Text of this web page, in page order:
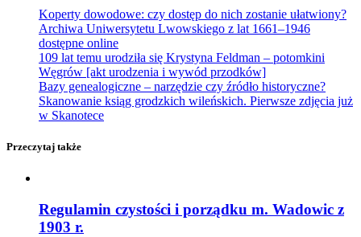
Koperty dowodowe: czy dostęp do nich zostanie ułatwiony?
Archiwa Uniwersytetu Lwowskiego z lat 1661–1946
dostępne online
109 lat temu urodziła się Krystyna Feldman – potomkini
Węgrów [akt urodzenia i wywód przodków]
Bazy genealogiczne – narzędzie czy źródło historyczne?
Skanowanie ksiąg grodzkich wileńskich. Pierwsze zdjęcia już
w Skanotece
Przeczytaj także
Regulamin czystości i porządku m. Wadowic z
1903 r.